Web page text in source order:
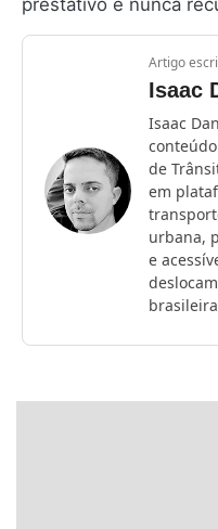
prestativo e nunca
Artigo
Isaac
Isaac
de
em
urbana,
e